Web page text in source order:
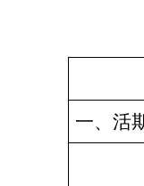
一、活